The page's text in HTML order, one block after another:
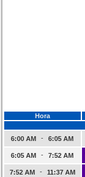
Hora
6:00 AM
- 6:05 AM
6:05 AM - 7:52 AM
7:52 AM - 11:37 AM